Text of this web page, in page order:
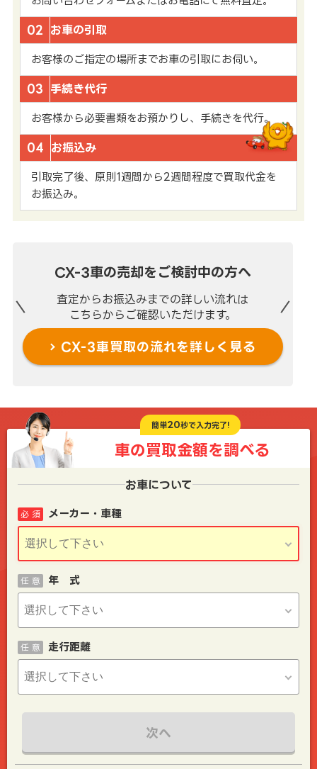
02 お車の引取
お客様のご指定の場所までお車の引取にお伺い。
03 手続き代行
お客様から必要書類をお預かりし、手続きを代行。
04 お振込み
引取完了後、原則1週間から2週間程度で買取代金を
お振込み。
CX-3車の売却を ご検討中の方へ
査定からお振込みまでの詳しい流れは
こちらからご確認いただけます。
CX-3車買取の流れを詳しく見る
簡単20秒で入力完了!
車の買取金額を調べる
お車について
メーカー・車種
必 須
年 式
任 意
走行距離
任 意
次へ